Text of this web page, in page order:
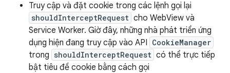
Truy cập và đặt cookie trong các lệnh gọi lại
shouldInterceptRequest cho WebView và
Service Worker. Giờ đây, những nhà phát triển ứng
dụng hiện đang truy cập vào API CookieManager
trong shouldInterceptRequest có thể trực tiếp
bật tiêu đề cookie bằng cách gọi